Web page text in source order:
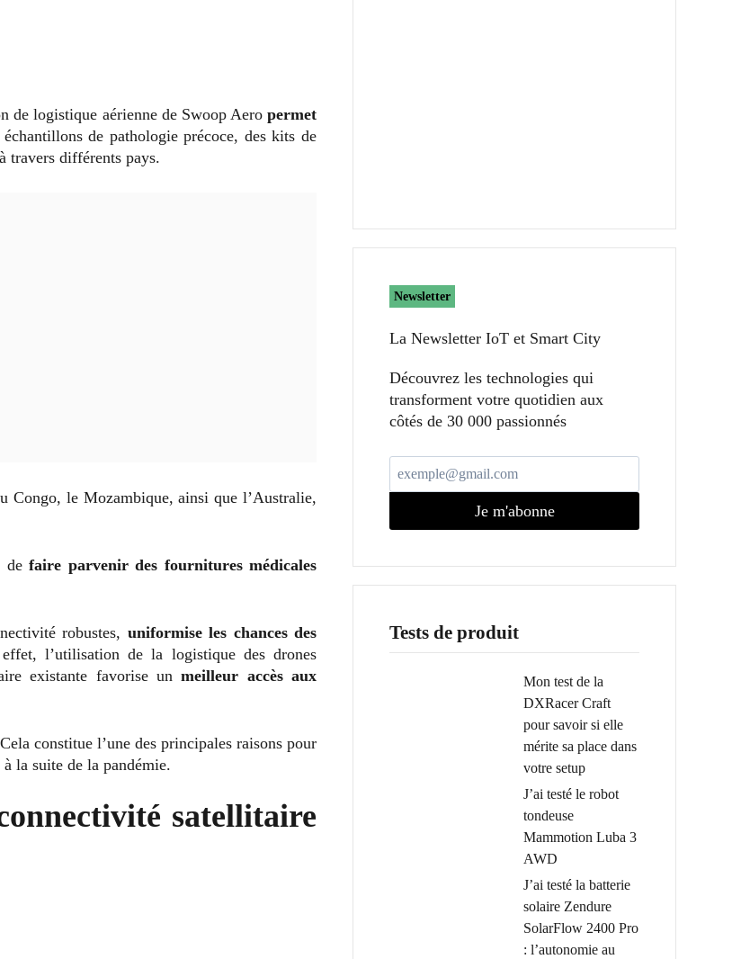
de logistique aérienne de Swoop Aeropermet
de pathologie précoce, des kits de
travers différents pays.
Congo, le Mozambique, ainsi que l’Australie,
de faire parvenir des fournitures médicales
robustes, uniformise les chances des
l’utilisation de la logistique des drones
existante favorise unmeilleur accès aux
constitue l’une des principales raisons pour
la suite de la pandémie.
satellitaire
Newsletter
La Newsletter IoT et Smart City​
Découvrez les technologies qui
transforment votre quotidien aux
côtés de 30 000 passionnés
Je m'abonne
Tests de produit
Mon test de la
DXRacer Craft
pour savoir si elle
mérite sa place dans
votre setup
J’ai testé le robot
tondeuse
Mammotion Luba 3
AWD
J’ai testé la batterie
solaire Zendure
SolarFlow 2400 Pro
: l’autonomie au